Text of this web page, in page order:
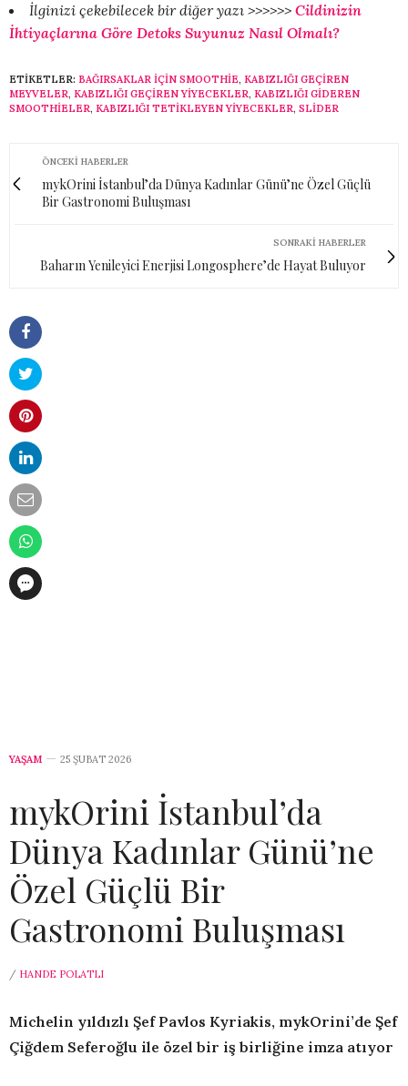
İlginizi çekebilecek bir diğer yazı >>>>>> Cildinizin
İhtiyaçlarına Göre Detoks Suyunuz Nasıl Olmalı?
ETIKETLER: BAĞIRSAKLAR IÇIN SMOOTHIE, KABIZLIĞI GEÇIREN
MEYVELER, KABIZLIĞI GEÇIREN YIYECEKLER, KABIZLIĞI GIDEREN
SMOOTHIELER, KABIZLIĞI TETIKLEYEN YIYECEKLER, SLİDER
ÖNCEKI HABERLER
mykOrini İstanbul’da Dünya Kadınlar Günü’ne Özel Güçlü
Bir Gastronomi Buluşması
SONRAKI HABERLER
Baharın Yenileyici Enerjisi Longosphere’de Hayat Buluyor
YAŞAM 25 ŞUBAT 2026
mykOrini İstanbul’da
Dünya Kadınlar Günü’ne
Özel Güçlü Bir
Gastronomi Buluşması
/ HANDE POLATLI
Michelin yıldızlı Şef Pavlos Kyriakis, mykOrini’de Şef
Çiğdem Seferoğlu ile özel bir iş birliğine imza atıyor